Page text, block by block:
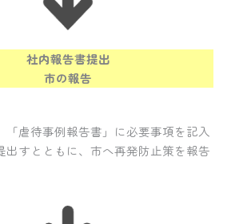
社内報告書提出
市の報告
「虐待事例報告書」に必要事項を記入
出すとともに、市へ再発防止策を報告